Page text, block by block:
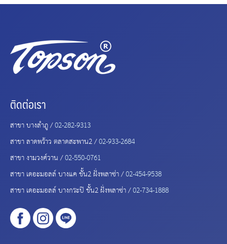
ติดต่อเรา
สาขา บางลำภู /02-282-9313
สาขา ลาดพร้าว ตลาดสะพาน2 /02-933-2684
สาขา งามวงศ์วาน /02-550-0761
สาขา เดอะมอลล์ บางแค ชั้น2 ฝั่งพลาซ่า /02-454-9538
สาขา เดอะมอลล์ บางกระปิ ชั้น2 ฝั่งพลาซ่า /02-734-1888